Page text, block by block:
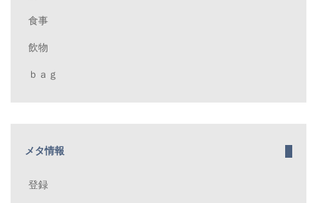
食事
飲物
ｂａｇ
メタ情報
登録